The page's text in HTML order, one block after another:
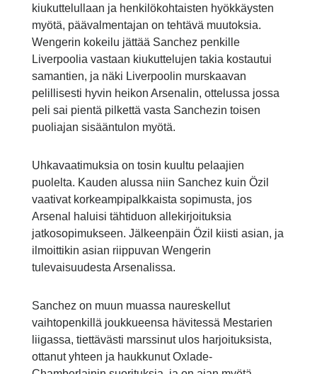
kiukuttelullaan ja henkilökohtaisten hyökkäysten
myötä, päävalmentajan on tehtävä muutoksia.
Wengerin kokeilu jättää Sanchez penkille
Liverpoolia vastaan kiukuttelujen takia kostautui
samantien, ja näki Liverpoolin murskaavan
pelillisesti hyvin heikon Arsenalin, ottelussa jossa
peli sai pientä pilkettä vasta Sanchezin toisen
puoliajan sisääntulon myötä.
Uhkavaatimuksia on tosin kuultu pelaajien
puolelta. Kauden alussa niin Sanchez kuin Özil
vaativat korkeampipalkkaista sopimusta, jos
Arsenal haluisi tähtiduon allekirjoituksia
jatkosopimukseen. Jälkeenpäin Özil kiisti asian, ja
ilmoittikin asian riippuvan Wengerin
tulevaisuudesta Arsenalissa.
Sanchez on muun muassa naureskellut
vaihtopenkillä joukkueensa hävitessä Mestarien
liigassa, tiettävästi marssinut ulos harjoituksista,
ottanut yhteen ja haukkunut Oxlade-